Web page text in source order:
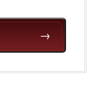
訪湖に包まれ
ける、美しく
お過ごしくだ